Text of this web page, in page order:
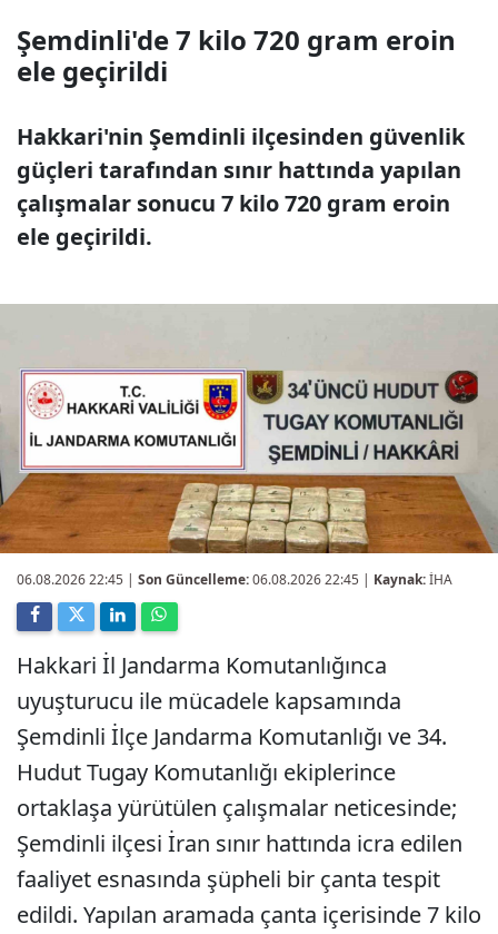
Şemdinli'de 7 kilo 720 gram eroin
ele geçirildi
Hakkari'nin Şemdinli ilçesinden güvenlik
güçleri tarafından sınır hattında yapılan
çalışmalar sonucu 7 kilo 720 gram eroin
ele geçirildi.
06.08.2026 22:45 | Son Güncelleme:06.08.2026 22:45 | Kaynak:İHA
Hakkari İl Jandarma Komutanlığınca
uyuşturucu ile mücadele kapsamında
Şemdinli İlçe Jandarma Komutanlığı ve 34.
Hudut Tugay Komutanlığı ekiplerince
ortaklaşa yürütülen çalışmalar neticesinde;
Şemdinli ilçesi İran sınır hattında icra edilen
faaliyet esnasında şüpheli bir çanta tespit
edildi. Yapılan aramada çanta içerisinde 7 kilo